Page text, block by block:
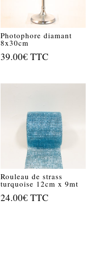
Photophore diamant
8x30cm
39.00€ TTC
Rouleau de strass
turquoise 12cm x 9mt
24.00€ TTC